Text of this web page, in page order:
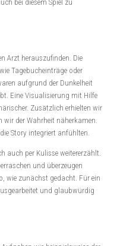
bei diesem Spiel zu
Arzt herauszufinden. Die
Tagebucheinträge oder
aufgrund der Dunkelheit
Eine Visualisierung mit Hilfe
Zusätzlich erhielten wir
wir der Wahrheit näherkamen.
Story integriert anfühlten.
auch per Kulisse weitererzählt.
und überzeugen
wie zunächst gedacht. Für ein
und glaubwürdig